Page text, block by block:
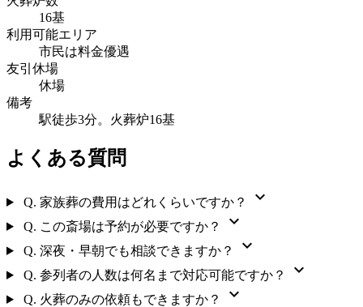
16基
利用可能エリア
市民は料金優遇
友引休場
休場
備考
駅徒歩3分。火葬炉16基
よくある質問
Q. 家族葬の費用はどれくらいですか？ expand_more
Q. この斎場は予約が必要ですか？ expand_more
Q. 深夜・早朝でも相談できますか？ expand_more
Q. 参列者の人数は何名まで対応可能ですか？ expand_more
Q. 火葬のみの依頼もできますか？ expand_more